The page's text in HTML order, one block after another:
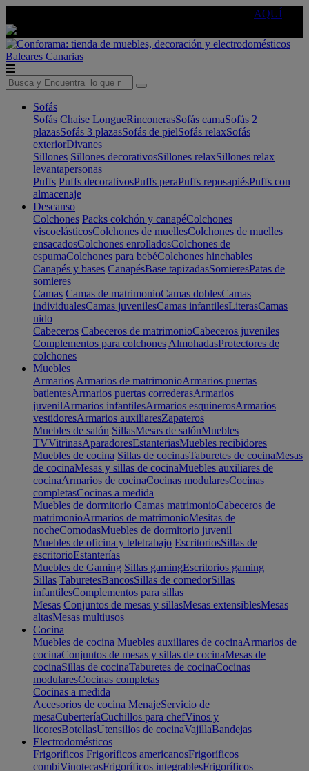
AQUÍ
Baleares Canarias
Sofás
Sofás Chaise LongueRinconerasSofás camaSofás 2
plazasSofás 3 plazasSofás de pielSofás relaxSofás
exteriorDivanes
Sillones Sillones decorativosSillones relaxSillones relax
levantapersonas
Puffs Puffs decorativosPuffs peraPuffs reposapiésPuffs con
almacenaje
Descanso
Colchones Packs colchón y canapéColchones
viscoelásticosColchones de muellesColchones de muelles
ensacadosColchones enrolladosColchones de
espumaColchones para bebéColchones hinchables
Canapés y bases CanapésBase tapizadasSomieresPatas de
somieres
Camas Camas de matrimonioCamas doblesCamas
individualesCamas juvenilesCamas infantilesLiterasCamas
nido
Cabeceros Cabeceros de matrimonioCabeceros juveniles
Complementos para colchones AlmohadasProtectores de
colchones
Muebles
Armarios Armarios de matrimonioArmarios puertas
batientesArmarios puertas correderasArmarios
juvenilArmarios infantilesArmarios esquinerosArmarios
vestidoresArmarios auxiliaresZapateros
Muebles de salón SillasMesas de salónMuebles
TVVitrinasAparadoresEstanteriasMuebles recibidores
Muebles de cocina Sillas de cocinasTaburetes de cocinaMesas
de cocinaMesas y sillas de cocinaMuebles auxiliares de
cocinaArmarios de cocinaCocinas modularesCocinas
completasCocinas a medida
Muebles de dormitorio Camas matrimonioCabeceros de
matrimonioArmarios de matrimonioMesitas de
nocheComodasMuebles de dormitorio juvenil
Muebles de oficina y teletrabajo EscritoriosSillas de
escritorioEstanterías
Muebles de Gaming Sillas gamingEscritorios gaming
Sillas TaburetesBancosSillas de comedorSillas
infantilesComplementos para sillas
Mesas Conjuntos de mesas y sillasMesas extensiblesMesas
altasMesas multiusos
Cocina
Muebles de cocina Muebles auxiliares de cocinaArmarios de
cocinaConjuntos de mesas y sillas de cocinaMesas de
cocinaSillas de cocinaTaburetes de cocinaCocinas
modularesCocinas completas
Cocinas a medida
Accesorios de cocina MenajeServicio de
mesaCuberteríaCuchillos para chefVinos y
licoresBotellasUtensilios de cocinaVajillaBandejas
Electrodomésticos
Frigoríficos Frigoríficos americanosFrigoríficos
combiVinotecasFrigoríficos integrablesFrigoríficos